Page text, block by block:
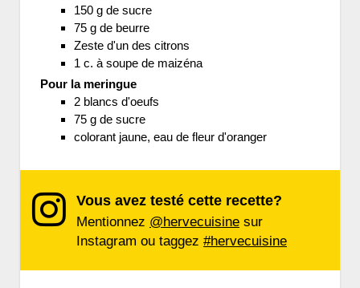
150 g de sucre
75 g de beurre
Zeste d'un des citrons
1 c. à soupe de maizéna
Pour la meringue
2 blancs d'oeufs
75 g de sucre
colorant jaune, eau de fleur d'oranger
Vous avez testé cette recette?
Mentionnez @hervecuisine sur
Instagram ou taggez #hervecuisine